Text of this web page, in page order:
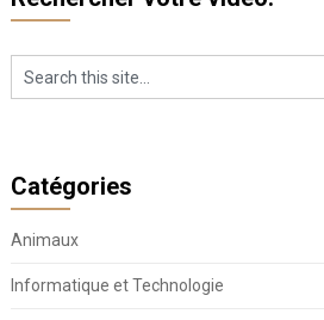
Catégories
Animaux
Informatique et Technologie